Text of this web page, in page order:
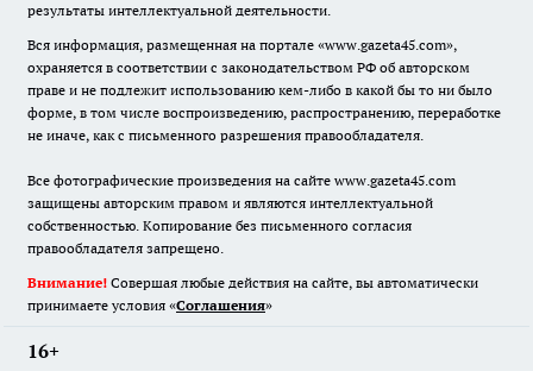
результаты интеллектуальной деятельности.
Вся информация, размещенная на портале «www.gazeta45.com»,
охраняется в соответствии с законодательством РФ об авторском
праве и не подлежит использованию кем-либо в какой бы то ни было
форме, в том числе воспроизведению, распространению, переработке
не иначе, как с письменного разрешения правообладателя.
Все фотографические произведения на сайте www.gazeta45.com
защищены авторским правом и являются интеллектуальной
собственностью. Копирование без письменного согласия
правообладателя запрещено.
Внимание! Совершая любые действия на сайте, вы автоматически
принимаете условия «Cоглашения»
16+